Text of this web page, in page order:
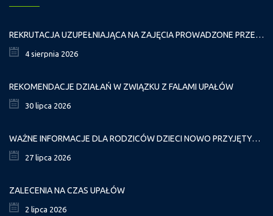
REKRUTACJA UZUPEŁNIAJĄCA NA ZAJĘCIA PROWADZONE PRZEZ PAŁAC MŁODZIEŻY W ROKU SZKOLNYM 2026/2027
4 sierpnia 2026
REKOMENDACJE DZIAŁAŃ W ZWIĄZKU Z FALAMI UPAŁÓW
30 lipca 2026
WAŻNE INFORMACJE DLA RODZICÓW DZIECI NOWO PRZYJĘTYCH GR. I
27 lipca 2026
ZALECENIA NA CZAS UPAŁÓW
2 lipca 2026